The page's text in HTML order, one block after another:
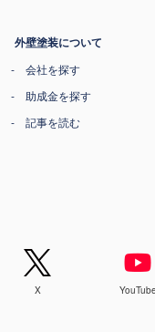
外壁塗装について
会社を探す
助成金を探す
記事を読む
X YouTube